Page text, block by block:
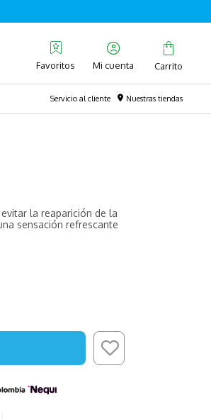
Favoritos
Servicio al cliente Nuestras tiendas
la reaparición de la
sensación refrescante